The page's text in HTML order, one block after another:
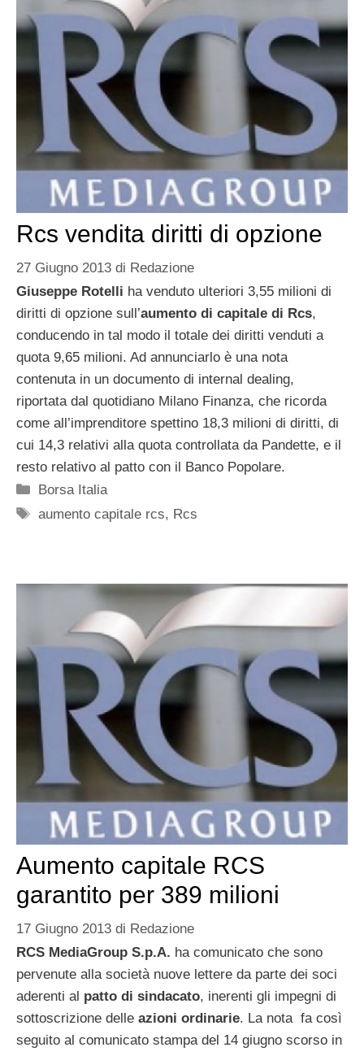
Rcs vendita diritti di opzione
27 Giugno 2013 di Redazione
Giuseppe Rotelli ha venduto ulteriori 3,55 milioni di
diritti di opzione sull’aumento di capitale di Rcs,
conducendo in tal modo il totale dei diritti venduti a
quota 9,65 milioni. Ad annunciarlo è una nota
contenuta in un documento di internal dealing,
riportata dal quotidiano Milano Finanza, che ricorda
come all’imprenditore spettino 18,3 milioni di diritti, di
cui 14,3 relativi alla quota controllata da Pandette, e il
resto relativo al patto con il Banco Popolare.
Categorie
Borsa Italia
Tag
aumento capitale rcs, Rcs
Aumento capitale RCS
garantito per 389 milioni
17 Giugno 2013 di Redazione
RCS MediaGroup S.p.A. ha comunicato che sono
pervenute alla società nuove lettere da parte dei soci
aderenti al patto di sindacato, inerenti gli impegni di
sottoscrizione delle azioni ordinarie. La nota fa così
seguito al comunicato stampa del 14 giugno scorso in